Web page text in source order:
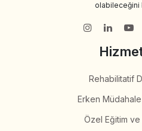
olabileceğini
Rehabilitatif
Erken
Özel Eğitim